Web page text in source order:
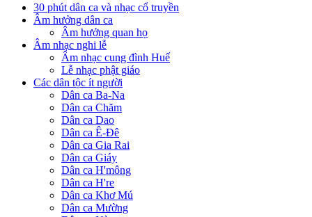
30 phút dân ca và nhạc cổ truyền
Âm hưởng dân ca
Âm hưởng quan họ
Âm nhạc nghi lễ
Âm nhạc cung đình Huế
Lễ nhạc phật giáo
Các dân tộc ít người
Dân ca Ba-Na
Dân ca Chăm
Dân ca Dao
Dân ca Ê-Đê
Dân ca Gia Rai
Dân ca Giáy
Dân ca H'mông
Dân ca H're
Dân ca Khơ Mú
Dân ca Mường